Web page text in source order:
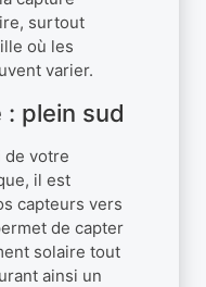
surtout
où les
varier.
: plein sud
votre
il est
capteurs vers
de capter
solaire tout
ainsi un